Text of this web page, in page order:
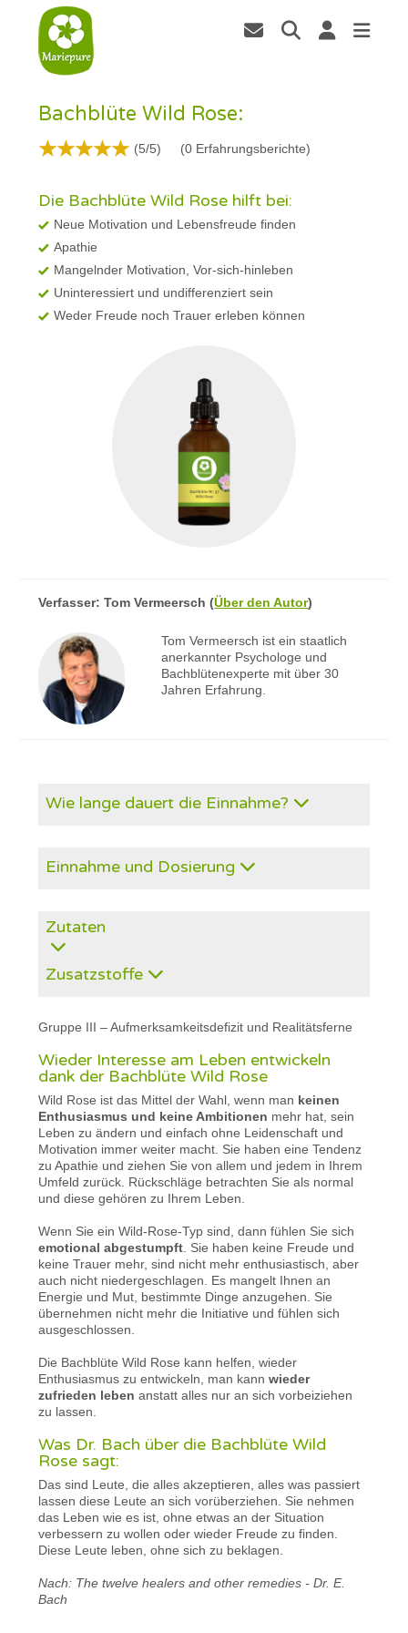
Bachblüte Wild Rose:
(5/5) (0 Erfahrungsberichte)
Die Bachblüte Wild Rose hilft bei:
Neue Motivation und Lebensfreude finden
Apathie
Mangelnder Motivation, Vor-sich-hinleben
Uninteressiert und undifferenziert sein
Weder Freude noch Trauer erleben können
Verfasser:Tom Vermeersch (Über den Autor)
Tom Vermeersch ist ein staatlich
anerkannter Psychologe und
Bachblütenexperte mit über 30
Jahren Erfahrung.
Wie lange dauert die Einnahme?
Einnahme und Dosierung
Zutaten
Zusatzstoffe
Gruppe III – Aufmerksamkeitsdefizit und Realitätsferne
Wieder Interesse am Leben entwickeln
dank der Bachblüte Wild Rose
Wild Rose ist das Mittel der Wahl, wenn man keinen
Enthusiasmus und keine Ambitionen mehr hat, sein
Leben zu ändern und einfach ohne Leidenschaft und
Motivation immer weiter macht. Sie haben eine Tendenz
zu Apathie und ziehen Sie von allem und jedem in Ihrem
Umfeld zurück. Rückschläge betrachten Sie als normal
und diese gehören zu Ihrem Leben.
Wenn Sie ein Wild-Rose-Typ sind, dann fühlen Sie sich
emotional abgestumpft . Sie haben keine Freude und
keine Trauer mehr, sind nicht mehr enthusiastisch, aber
auch nicht niedergeschlagen. Es mangelt Ihnen an
Energie und Mut, bestimmte Dinge anzugehen. Sie
übernehmen nicht mehr die Initiative und fühlen sich
ausgeschlossen.
Die Bachblüte Wild Rose kann helfen, wieder
Enthusiasmus zu entwickeln, man kannwieder
zufrieden leben anstatt alles nur an sich vorbeiziehen
zu lassen.
Was Dr. Bach über die Bachblüte Wild
Rose sagt:
Das sind Leute, die alles akzeptieren, alles was passiert
lassen diese Leute an sich vorüberziehen. Sie nehmen
das Leben wie es ist, ohne etwas an der Situation
verbessern zu wollen oder wieder Freude zu finden.
Diese Leute leben, ohne sich zu beklagen.
Nach: The twelve healers and other remedies - Dr. E.
Bach